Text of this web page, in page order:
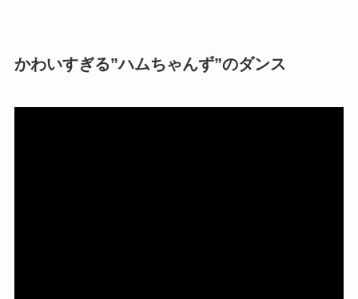
かわいすぎる”ハムちゃんず”のダンス